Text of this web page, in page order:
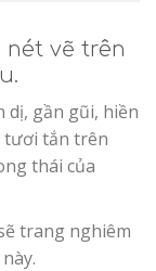
vẽ trên
dị, gần gũi, hiền
tươi tắn trên
thái của
trang nghiêm